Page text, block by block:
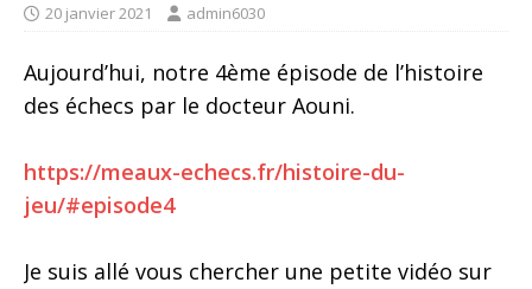
20 janvier 2021 admin6030
Aujourd’hui, notre 4ème épisode de l’histoire
des échecs par le docteur Aouni.
https://meaux-echecs.fr/histoire-du-
jeu/#episode4
Je suis allé vous chercher une petite vidéo sur